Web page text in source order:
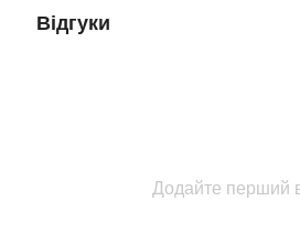
Відгуки
Додайте перший